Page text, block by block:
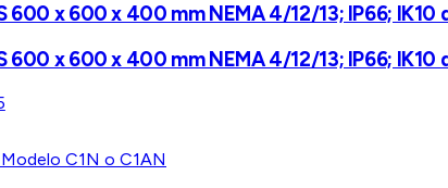
600 x 600 x 400 mm NEMA 4/12/13; IP66;
600 x 600 x 400 mm NEMA 4/12/13; IP66;